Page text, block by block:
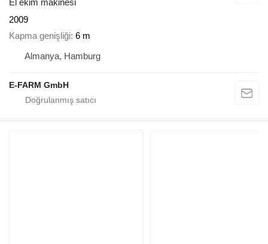
El ekim makinesi
2009
Kapma genişliği 6 m
Almanya, Hamburg
E-FARM GmbH